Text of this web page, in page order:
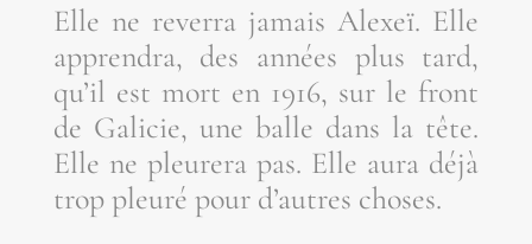
Elle ne rever­ra jamais Alexeï. Elle
appren­dra, des années plus tard,
qu’il est mort en 1916, sur le front
de Gali­cie, une balle dans la tête.
Elle ne pleu­re­ra pas. Elle aura déjà
trop pleu­ré pour d’autres choses.